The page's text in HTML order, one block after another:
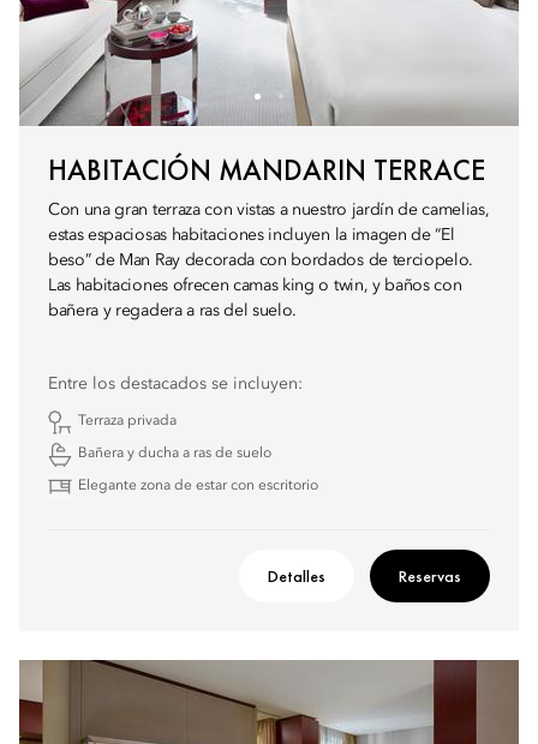
HABITACIÓN MANDARIN TERRACE
Con una gran terraza con vistas a nuestro jardín de camelias,
estas espaciosas habitaciones incluyen la imagen de “El
beso” de Man Ray decorada con bordados de terciopelo.
Las habitaciones ofrecen camas king o twin, y baños con
bañera y regadera a ras del suelo.
Entre los destacados se incluyen:
Terraza privada
Bañera y ducha a ras de suelo
Elegante zona de estar con escritorio
Detalles Reservas